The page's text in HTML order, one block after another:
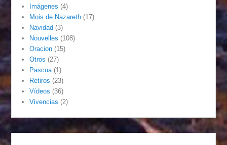
Imágenes (4)
Mois de Nazareth (17)
Navidad (3)
Nouvelles (108)
Oracion (15)
Otros (27)
Pascua (1)
Retiros (23)
Vídeos (36)
Vivencias (2)